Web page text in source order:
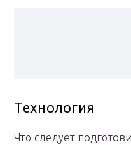
Технология
Что следует